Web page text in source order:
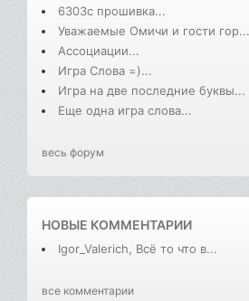
6303с прошивка...
Уважаемые Омичи и гости гор...
Ассоциации...
Игра Слова =)...
Игра на две последние буквы...
Еще одна игра слова...
весь форум
НОВЫЕ КОММЕНТАРИИ
Igor_Valerich, Всё то что в...
все комментарии